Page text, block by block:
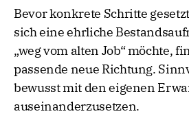
Bevor konkrete Schritte
sich eine ehrliche
„weg vom alten Job“ möchte,
passende neue Richtung.
bewusst mit den eigenen
auseinanderzusetzen.